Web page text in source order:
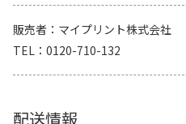
販売者
マイプリント株式会社
TEL
0120-710-132
配送情報